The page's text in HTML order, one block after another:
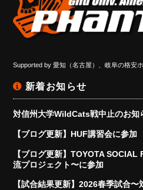
Supported by愛知（名古屋）、岐阜の格安
新着お知らせ
対信州大学WildCats戦中止のお知
【ブログ更新】HUF講習会に参加
【ブログ更新】TOYOTA
流プロジェクト〜に参加
【試合結果更新】2026春季試合